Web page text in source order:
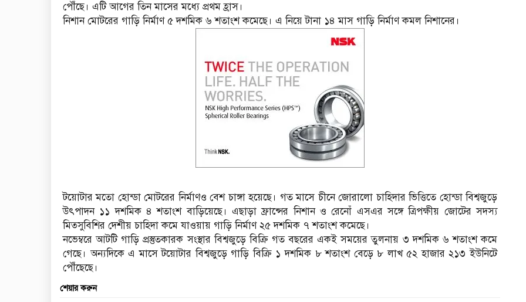
পৌঁছে। এটি আগের তিন মাসের মধ্যে প্রথম হ্রাস।
নিশান মোটরের গাড়ি নির্মাণ ৫ দশমিক ৬ শতাংশ কমেছে। এ নিয়ে টানা ১৪ মাস গাড়ি নির্মাণ কমল নিশানের।
টয়োটার মতো হোন্ডা মোটরের নির্মাণও বেশ চাঙ্গা হয়েছে। গত মাসে চীনে জোরালো চাহিদার ভিত্তিতে হোন্ডা বিশ্বজুড়ে
উৎপাদন ১১ দশমিক ৪ শতাংশ বাড়িয়েছে। এছাড়া ফ্রান্সের নিশান ও রেনোঁ এসএর সঙ্গে ত্রিপক্ষীয় জোটের সদস্য
মিত্সুবিশির দেশীয় চাহিদা কমে যাওয়ায় গাড়ি নির্মাণ ২৫ দশমিক ৭ শতাংশ কমেছে।
নভেম্বরে আটটি গাড়ি প্রস্তুতকারক সংস্থার বিশ্বজুড়ে বিক্রি গত বছরের একই সময়ের তুলনায় ৩ দশমিক ৬ শতাংশ কমে
গেছে। অন্যদিকে এ মাসে টয়োটার বিশ্বজুড়ে গাড়ি বিক্রি ১ দশমিক ৮ শতাংশ বেড়ে ৮ লাখ ৫২ হাজার ২১৩ ইউনিটে
পৌঁছেছে।
শেয়ার করুন